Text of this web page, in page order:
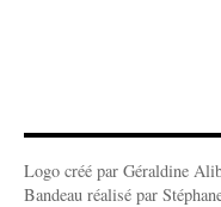
Logo créé par Géraldine
Bandeau réalisé par